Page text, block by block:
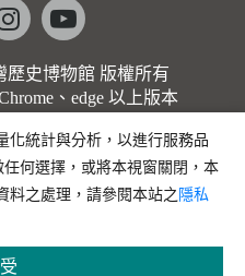
instagramyoutube
歷史博物館 版權所有
、edge 以上版本
化統計與分析，以進行服務品
何選擇，或將本視窗關閉，本
料之處理，請參閱本站之 隱私